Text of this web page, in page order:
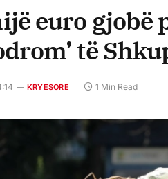
euro gjobë
të
KRYESORE 1 Min Read